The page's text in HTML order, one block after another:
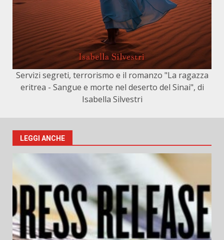
Servizi segreti, terrorismo e il romanzo "La ragazza
eritrea - Sangue e morte nel deserto del Sinai", di
Isabella Silvestri
LEGGI ANCHE